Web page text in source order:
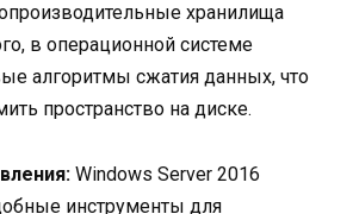
хранилища
в операционной системе
алгоритмы сжатия данных, что
пространство на диске.
Windows Server 2016
инструменты для